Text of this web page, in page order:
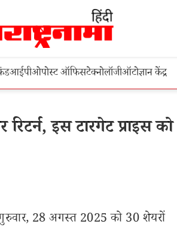
आईपीओपोस्ट ऑफिसटेक्नोलॉजीऑटोज्ञान केंद्र
इस टारगेट प्राइस को
28 अगस्त 2025 को 30 शेयरों